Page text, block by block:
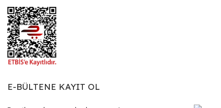
E-BÜLTENE KAYIT OL